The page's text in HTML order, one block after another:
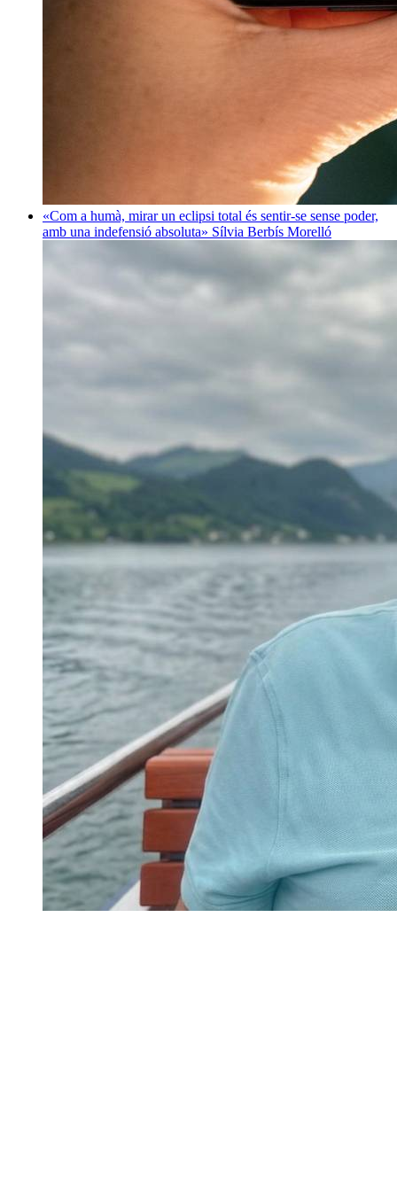
«Com a humà, mirar un eclipsi total és sentir-se sense poder,
amb una indefensió absoluta» Sílvia Berbís Morelló